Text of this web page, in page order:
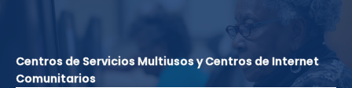
Centros de Servicios Multiusos y Centros de Internet
Comunitarios